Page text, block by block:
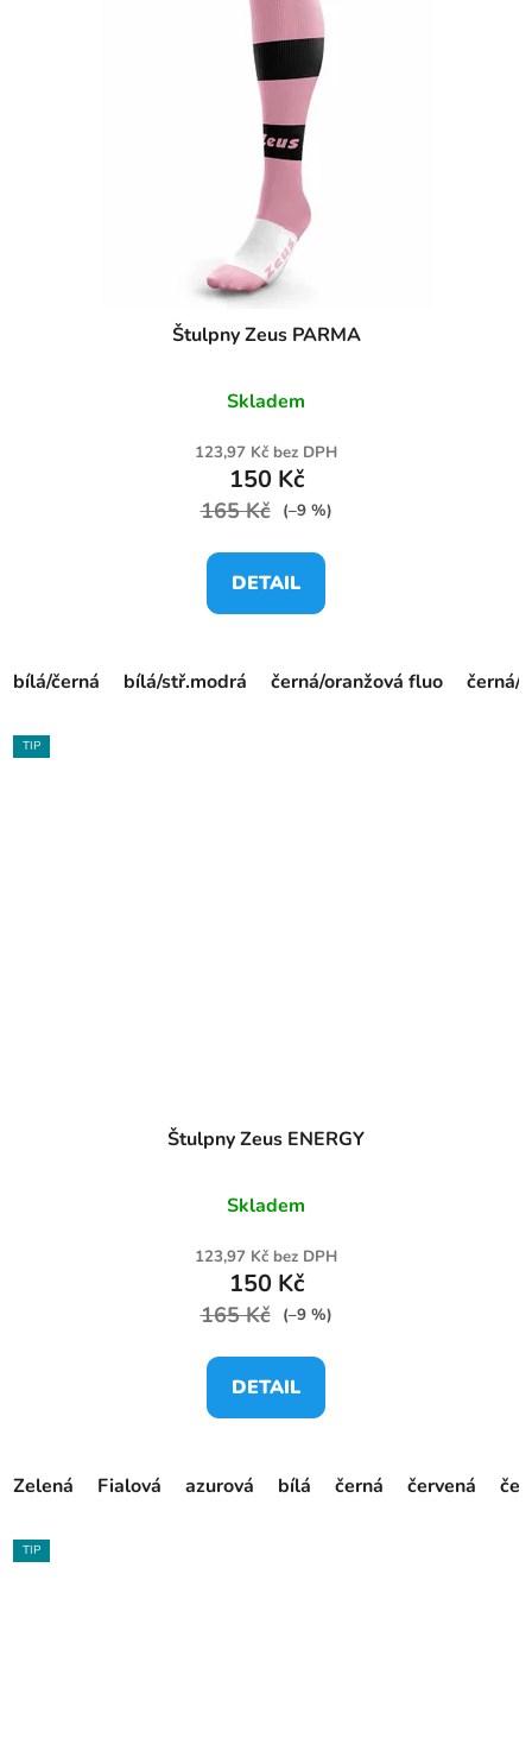
Štulpny Zeus PARMA
Skladem
123,97 Kč bez DPH
150 Kč
165 Kč (–9 %)
DETAIL
bílá/černá bílá/stř.modrá černá/oranžová fluo černá/
TIP
Štulpny Zeus ENERGY
Skladem
123,97 Kč bez DPH
150 Kč
165 Kč (–9 %)
DETAIL
Zelená Fialová azurová bílá černá červená
TIP